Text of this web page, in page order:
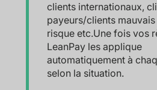
clients internationaux,
payeurs/clients
risque etc.Une fois vos
LeanPay les applique
automatiquement à
selon la situation.